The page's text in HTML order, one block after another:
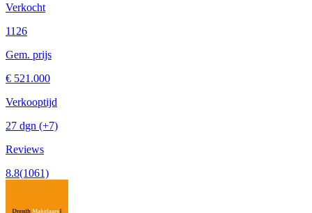
Verkocht
1126
Gem. prijs
€ 521.000
Verkooptijd
27 dgn (+7)
Reviews
8.8(1061)